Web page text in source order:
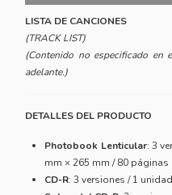
LISTA DE CANCIONES
(TRACK LIST)
(Contenido no especificado en
adelante.)
DETALLES DEL PRODUCTO
Photobook Lenticular: 3
mm × 265 mm / 80 páginas
CD-R: 3 versiones / 1